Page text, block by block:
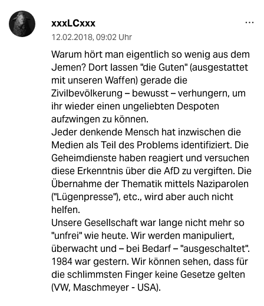
xxxLCxxx
12.02.2018, 09:02 Uhr
Warum hört man eigentlich so wenig aus dem
Jemen? Dort lassen "die Guten" (ausgestattet
mit unseren Waffen) gerade die
Zivilbevölkerung – bewusst – verhungern, um
ihr wieder einen ungeliebten Despoten
aufzwingen zu können.
Jeder denkende Mensch hat inzwischen die
Medien als Teil des Problems identifiziert. Die
Geheimdienste haben reagiert und versuchen
diese Erkenntnis über die AfD zu vergiften. Die
Übernahme der Thematik mittels Naziparolen
("Lügenpresse"), etc., wird aber auch nicht
helfen.
Unsere Gesellschaft war lange nicht mehr so
"unfrei" wie heute. Wir werden manipuliert,
überwacht und – bei Bedarf – "ausgeschaltet".
1984 war gestern. Wir können sehen, dass für
die schlimmsten Finger keine Gesetze gelten
(VW, Maschmeyer - USA).